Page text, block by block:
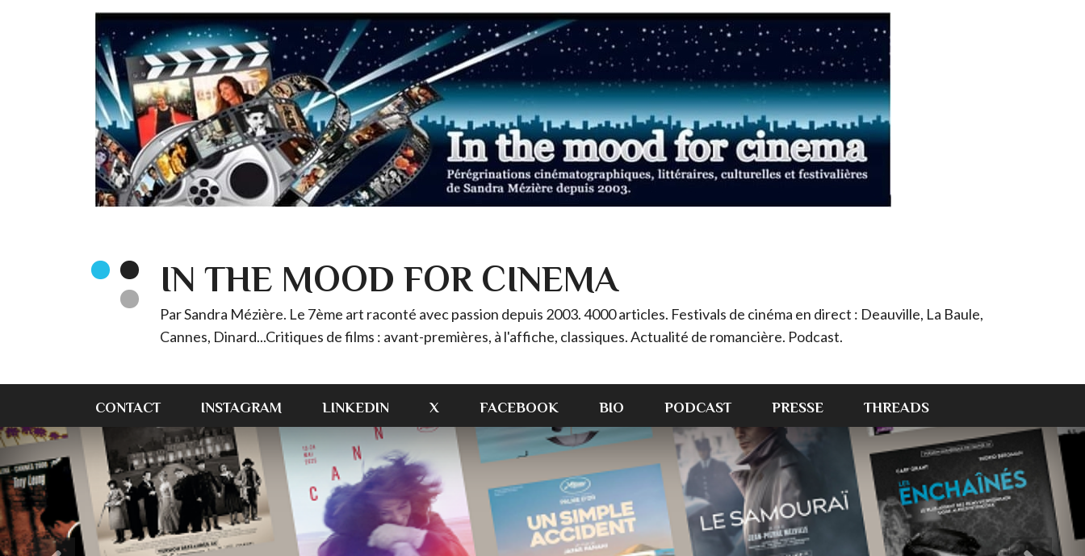
IN THE MOOD FOR CINEMA
Par Sandra Mézière. Le 7ème art raconté avec passion depuis 2003. 4000 articles. Festivals de cinéma en direct : Deauville, La Baule,
Cannes, Dinard...Critiques de films : avant-premières, à l'affiche, classiques. Actualité de romancière. Podcast.
CONTACT INSTAGRAM LINKEDIN X FACEBOOK BIO PODCAST PRESSE THREADS